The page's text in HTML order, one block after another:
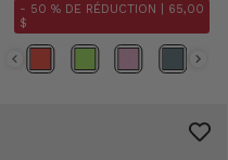
- 50 % DE RÉDUCTION |
65,00
$